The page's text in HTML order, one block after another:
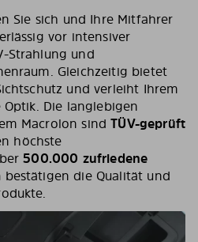
Sie sich und Ihre Mitfahrer
vor intensiver
Strahlung und
Gleichzeitig bietet
und verleiht Ihrem
Optik. Die langlebigen
Macrolon sindTÜV-geprüft
höchste
500.000 zufriedene
bestätigen die Qualität und